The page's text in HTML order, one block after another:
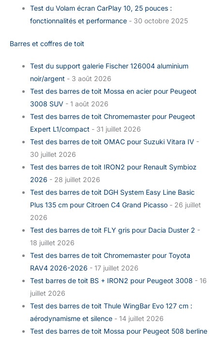
Test du Volam écran CarPlay 10, 25 pouces :
fonctionnalités et performance - 30 octobre 2025
Barres et coffres de toit
Test du support galerie Fischer 126004 aluminium
noir/argent - 3 août 2026
Test des barres de toit Mossa en acier pour Peugeot
3008 SUV - 1 août 2026
Test des barres de toit Chromemaster pour Peugeot
Expert L1/compact - 31 juillet 2026
Test des barres de toit OMAC pour Suzuki Vitara IV -
30 juillet 2026
Test des barres de toit IRON2 pour Renault Symbioz
2026 - 28 juillet 2026
Test des barres de toit DGH System Easy Line Basic
Plus 135 cm pour Citroen C4 Grand Picasso - 26 juillet
2026
Test des barres de toit FLY gris pour Dacia Duster 2 -
18 juillet 2026
Test des barres de toit Chromemaster pour Toyota
RAV4 2026-2026 - 17 juillet 2026
Test barres de toit BS + IRON2 pour Peugeot 3008 - 16
juillet 2026
Test des barres de toit Thule WingBar Evo 127 cm :
aérodynamisme et silence - 14 juillet 2026
Test des barres de toit Mossa pour Peugeot 508 berline